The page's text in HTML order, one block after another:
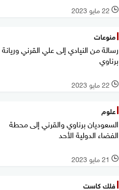
l 22 مايو 2023
منوعات
رسالة من النيادي إلى علي القرني وريانة
برناوي
l 22 مايو 2023
علوم
السعوديان برناوي والقرني إلى محطة
الفضاء الدولية الأحد
l 21 مايو 2023
فلك كاست